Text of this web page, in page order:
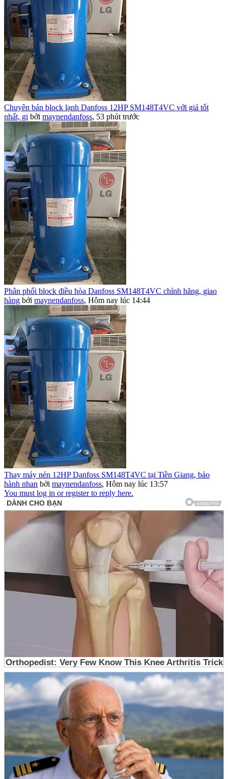
Chuyên bán block lạnh Danfoss 12HP SM148T4VC với giá tốt
nhất, gi bởi maynendanfoss, 53 phút trước
Phân phối block điều hòa Danfoss SM148T4VC chính hãng, giao
hàng bởi maynendanfoss, Hôm nay lúc 14:44
Thay máy nén 12HP Danfoss SM148T4VC tại Tiền Giang, bảo
hành nhan bởi maynendanfoss, Hôm nay lúc 13:57
You must log in or register to reply here.